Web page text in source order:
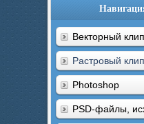
Векторный
Растровый
Photoshop
PSD-файлы,